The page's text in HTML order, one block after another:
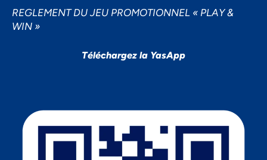
REGLEMENT DU JEU PROMOTIONNEL « PLAY &
WIN »
Téléchargez la YasApp